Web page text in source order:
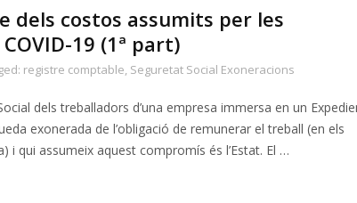
dels costos assumits per les
19 (1ª part)
registre comptable, Seguretat Social Exoneracions
dels treballadors d’una empresa immersa en un
exonerada de l’obligació de remunerar el treball (en els
qui assumeix aquest compromís és l’Estat. El …